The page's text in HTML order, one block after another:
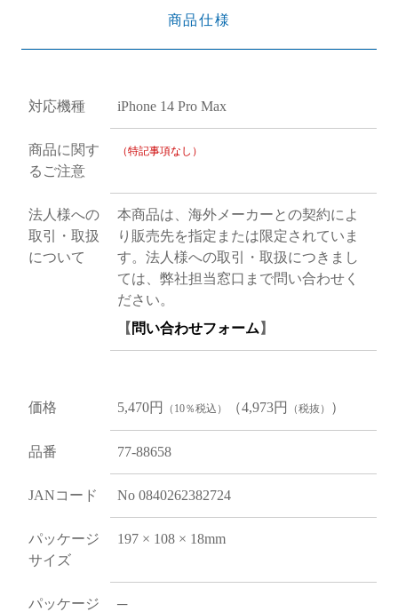
商品仕様
対応機種 iPhone 14 Pro Max
商品に関す
るご注意
（特記事項なし）
法人様への
取引・取扱
について
本商品は、海外メーカーとの契約によ
り販売先を指定または限定されていま
す。法人様への取引・取扱につきまし
ては、弊社担当窓口まで問い合わせく
ださい。
【 問い合わせフォーム 】
価格 5,470円 （10％税込） （4,973円 （税抜） ）
品番 77-88658
JANコード No 0840262382724
パッケージ
サイズ
197 × 108 × 18mm
パッケージ
─